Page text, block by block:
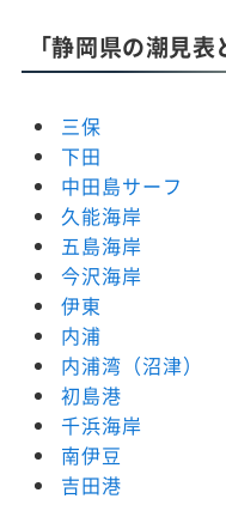
「静岡県の潮見
三保
下田
中田島サーフ
久能海岸
五島海岸
今沢海岸
伊東
内浦
内浦湾（沼津）
初島港
千浜海岸
南伊豆
吉田港